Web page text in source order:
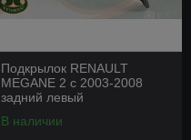
Подкрылок RENAULT
MEGANE 2 с 2003-2008
задний левый
В наличии